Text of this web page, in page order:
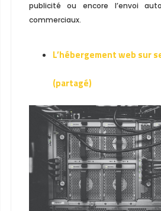
publicité ou encore l’envoi
commerciaux.
L’hébergement web sur
(partagé)